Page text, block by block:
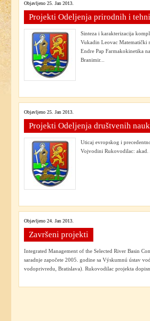
Objavljeno 25. Jan 2013.
Projekti Odeljenja prirodnih i
Sinteza i karakterizacija
Vukadin Leovac Matematički
Endre Pap Farmakokinetika
Branimir...
Objavljeno 25. Jan 2013.
Projekti Odeljenja društvenih
Uticaj evropskog i
Vojvodini Rukovodilac: akad.
Objavljeno 24. Jan 2013.
Završeni projekti
Integrated Management of the Selected River Basin
saradnje započete 2005. godine sa Výskumnú ústav
vodoprivredu, Bratislava). Rukovodilac projekta